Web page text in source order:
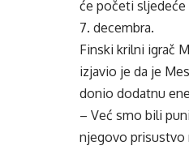
će početi
7. decembra.
Finski krilni igrač
izjavio je da je
donio dodatnu
– Već smo bili
njegovo prisustvo